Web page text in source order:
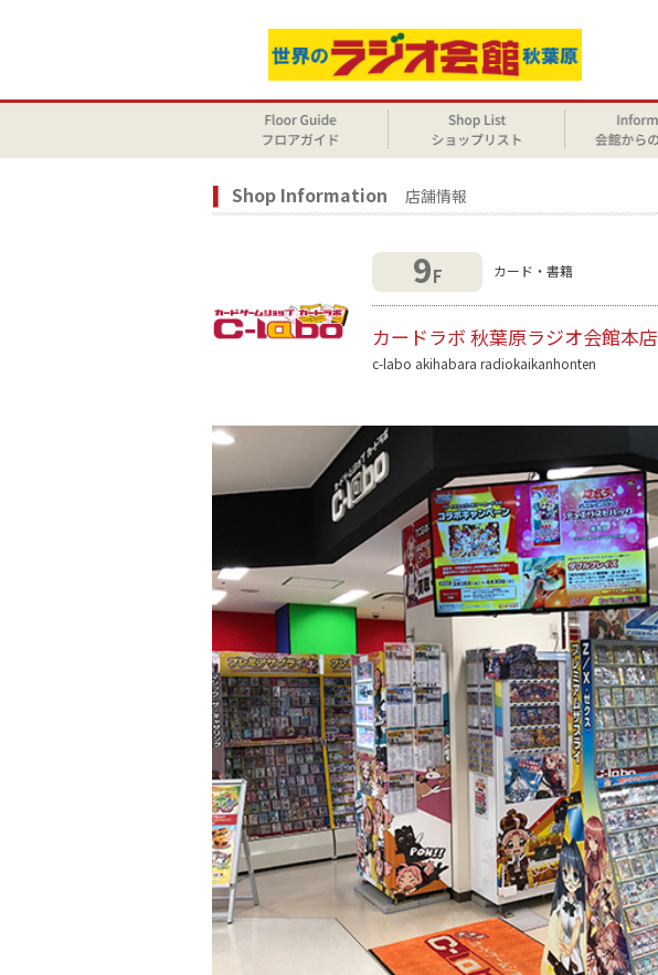
Shop Information 店舗情報
9F カード・書籍
カードラボ 秋葉原ラジオ会館本店
c-labo akihabara radiokaikanhonten